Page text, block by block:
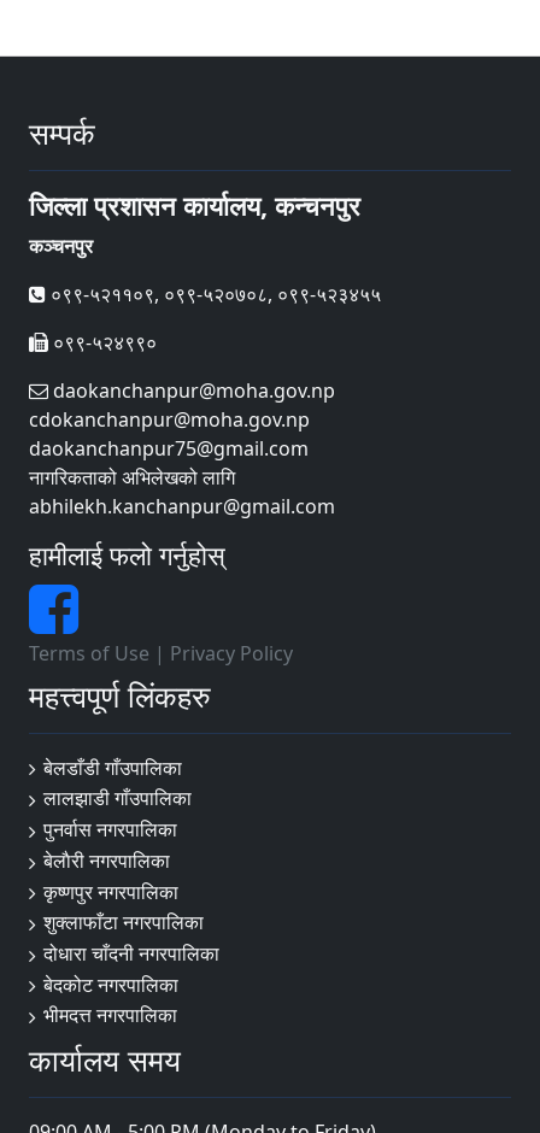
सम्पर्क
जिल्ला प्रशासन कार्यालय, कन्चनपुर
कञ्चनपुर
०९९-५२११०९, ०९९-५२०७०८, ०९९-५२३४५५
०९९-५२४९९०
daokanchanpur@moha.gov.np
cdokanchanpur@moha.gov.np
daokanchanpur75@gmail.com
नागरिकताको अभिलेखको लागि
abhilekh.kanchanpur@gmail.com
हामीलाई फलो गर्नुहोस्
Terms of Use | Privacy Policy
महत्त्वपूर्ण लिंकहरु
बेलडाँडी गाँउपालिका
लालझाडी गाँउपालिका
पुनर्वास नगरपालिका
बेलाैरी नगरपालिका
कृष्णपुर नगरपालिका
शुक्लाफाँटा नगरपालिका
दोधारा चाँदनी नगरपालिका
बेदकोट नगरपालिका
भीमदत्त नगरपालिका
कार्यालय समय